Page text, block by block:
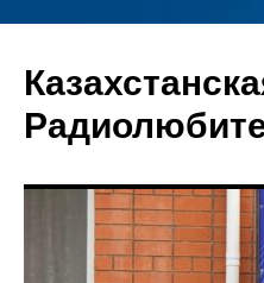
содержимому